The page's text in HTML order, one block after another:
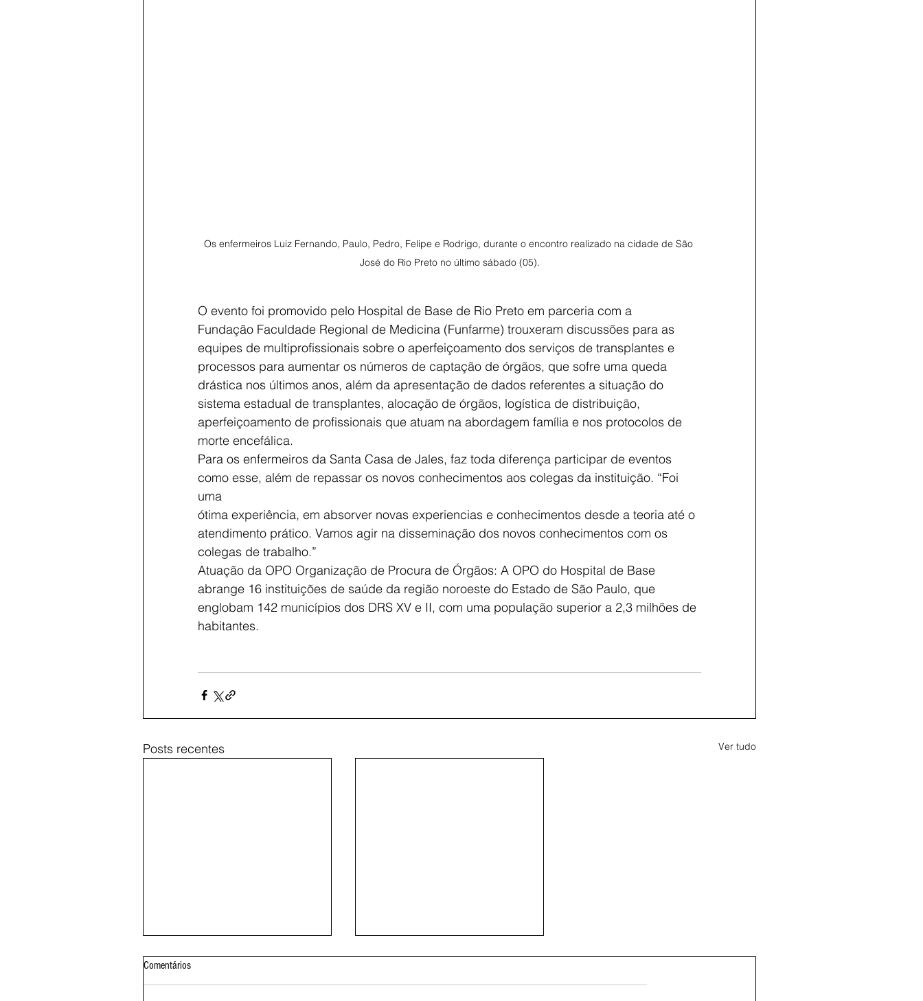
Os enfermeiros Luiz Fernando, Paulo, Pedro, Felipe e Rodrigo, durante o encontro realizado na cidade de São
José do Rio Preto no último sábado (05).
O evento foi promovido pelo Hospital de Base de Rio Preto em parceria com a
Fundação Faculdade Regional de Medicina (Funfarme) trouxeram discussões para as
equipes de multiprofissionais sobre o aperfeiçoamento dos serviços de transplantes e
processos para aumentar os números de captação de órgãos, que sofre uma queda
drástica nos últimos anos, além da apresentação de dados referentes a situação do
sistema estadual de transplantes, alocação de órgãos, logística de distribuição,
aperfeiçoamento de profissionais que atuam na abordagem família e nos protocolos de
morte encefálica.
Para os enfermeiros da Santa Casa de Jales, faz toda diferença participar de eventos
como esse, além de repassar os novos conhecimentos aos colegas da instituição. “Foi
uma
ótima experiência, em absorver novas experiencias e conhecimentos desde a teoria até o
atendimento prático. Vamos agir na disseminação dos novos conhecimentos com os
colegas de trabalho.”
Atuação da OPO Organização de Procura de Órgãos: A OPO do Hospital de Base
abrange 16 instituições de saúde da região noroeste do Estado de São Paulo, que
englobam 142 municípios dos DRS XV e II, com uma população superior a 2,3 milhões de
habitantes.
Posts recentes Ver tudo
Comentários